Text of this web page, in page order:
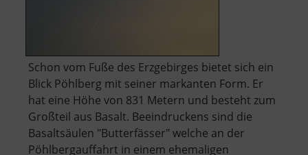
Schon vom Fuße des Erzgebirges bietet sich ein
Blick Pöhlberg mit seiner markanten Form. Er
hat eine Höhe von 831 Metern und besteht zum
Großteil aus Basalt. Beeindruckens sind die
Basaltsäulen "Butterfässer" welche an der
Pöhlbergauffahrt in einem ehemaligen